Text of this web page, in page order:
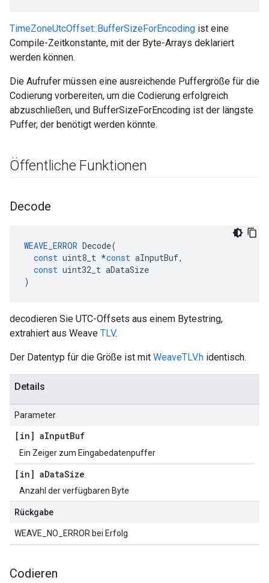
TimeZoneUtcOffset::BufferSizeForEncoding ist eine
Compile-Zeitkonstante, mit der Byte-Arrays deklariert
werden können.
Die Aufrufer müssen eine ausreichende Puffergröße für die
Codierung vorbereiten, um die Codierung erfolgreich
abzuschließen, und BufferSizeForEncoding ist der längste
Puffer, der benötigt werden könnte.
Öffentliche Funktionen
Decode
WEAVE_ERROR Decode(
const uint8_t *const aInputBuf,
const uint32_t aDataSize
)
decodieren Sie UTC-Offsets aus einem Bytestring,
extrahiert aus Weave TLV.
Der Datentyp für die Größe ist mit WeaveTLV.h identisch.
Details
Parameter
[in] aInputBuf
Ein Zeiger zum Eingabedatenpuffer
[in] aDataSize
Anzahl der verfügbaren Byte
Rückgabe
WEAVE_NO_ERROR bei Erfolg
Codieren